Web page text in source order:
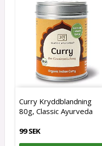
Curry Kryddblandning
80g, Classic Ayurveda
99 SEK